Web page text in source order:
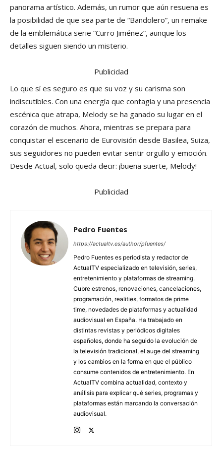
panorama artístico. Además, un rumor que aún resuena es
la posibilidad de que sea parte de “Bandolero”, un remake
de la emblemática serie “Curro Jiménez”, aunque los
detalles siguen siendo un misterio.
Publicidad
Lo que sí es seguro es que su voz y su carisma son
indiscutibles. Con una energía que contagia y una presencia
escénica que atrapa, Melody se ha ganado su lugar en el
corazón de muchos. Ahora, mientras se prepara para
conquistar el escenario de Eurovisión desde Basilea, Suiza,
sus seguidores no pueden evitar sentir orgullo y emoción.
Desde Actual, solo queda decir: ¡buena suerte, Melody!
Publicidad
Pedro Fuentes
https://actualtv.es/author/pfuentes/
Pedro Fuentes es periodista y redactor de
ActualTV especializado en televisión, series,
entretenimiento y plataformas de streaming.
Cubre estrenos, renovaciones, cancelaciones,
programación, realities, formatos de prime
time, novedades de plataformas y actualidad
audiovisual en España. Ha trabajado en
distintas revistas y periódicos digitales
españoles, donde ha seguido la evolución de
la televisión tradicional, el auge del streaming
y los cambios en la forma en que el público
consume contenidos de entretenimiento. En
ActualTV combina actualidad, contexto y
análisis para explicar qué series, programas y
plataformas están marcando la conversación
audiovisual.